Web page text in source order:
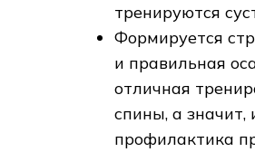
тренируются
Формируется
и правильная
отличная
спины, а значит,
профилактика